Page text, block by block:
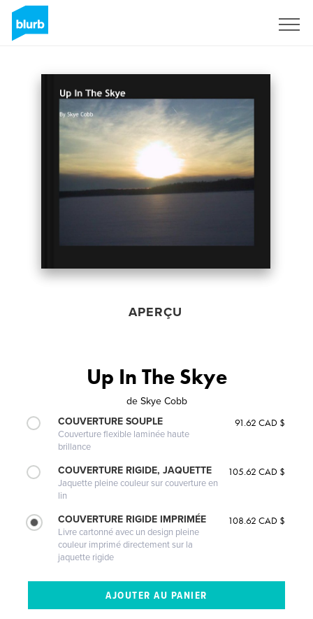
APERÇU
Up In The Skye
de Skye Cobb
COUVERTURE SOUPLE
Couverture flexible laminée haute
brillance
91.62 CAD $
COUVERTURE RIGIDE, JAQUETTE
Jaquette pleine couleur sur couverture en
lin
105.62 CAD $
COUVERTURE RIGIDE IMPRIMÉE
Livre cartonné avec un design pleine
couleur imprimé directement sur la
jaquette rigide
108.62 CAD $